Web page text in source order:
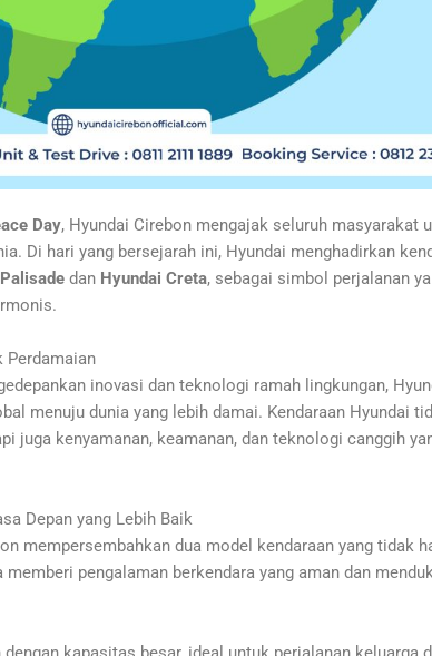
Day, Hyundai Cirebon mengajak seluruh masyarakat
Di hari yang bersejarah ini, Hyundai menghadirkan
dan Hyundai Creta, sebagai simbol perjalanan
Perdamaian
inovasi dan teknologi ramah lingkungan,
menuju dunia yang lebih damai. Kendaraan Hyundai
juga kenyamanan, keamanan, dan teknologi canggih
Depan yang Lebih Baik
mempersembahkan dua model kendaraan yang tidak
pengalaman berkendara yang aman dan